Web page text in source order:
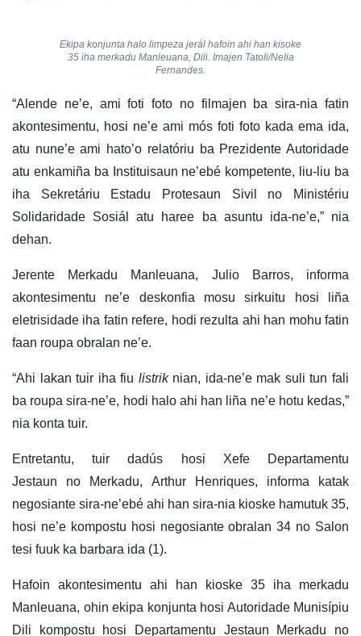
Ekipa konjunta halo limpeza jerál hafoin ahi han kisoke
35 iha merkadu Manleuana, Dili. Imajen Tatoli/Nelia
Fernandes.
“Alende ne’e, ami foti foto no filmajen ba sira-nia fatin
akontesimentu, hosi ne’e ami mós foti foto kada ema ida,
atu nune’e ami hato’o relatóriu ba Prezidente Autoridade
atu enkamiña ba Instituisaun ne’ebé kompetente, liu-liu ba
iha Sekretáriu Estadu Protesaun Sivil no Ministériu
Solidaridade Sosiál atu haree ba asuntu ida-ne’e,” nia
dehan.
Jerente Merkadu Manleuana, Julio Barros, informa
akontesimentu ne’e deskonfia mosu sirkuitu hosi liña
eletrisidade iha fatin refere, hodi rezulta ahi han mohu fatin
faan roupa obralan ne’e.
“Ahi lakan tuir iha fiu listriknian, ida-ne’e mak suli tun fali
ba roupa sira-ne’e, hodi halo ahi han liña ne’e hotu kedas,”
nia konta tuir.
Entretantu, tuir dadús hosi Xefe Departamentu
Jestaun no Merkadu, Arthur Henriques, informa katak
negosiante sira-ne’ebé ahi han sira-nia kioske hamutuk 35,
hosi ne’e kompostu hosi negosiante obralan 34 no Salon
tesi fuuk ka barbara ida (1).
Hafoin akontesimentu ahi han kioske 35 iha merkadu
Manleuana, ohin ekipa konjunta hosi Autoridade Munisípiu
Dili kompostu hosi Departamentu Jestaun Merkadu no